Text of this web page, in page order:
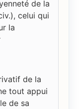
de la
celui qui
la
de la
tout appui
de sa